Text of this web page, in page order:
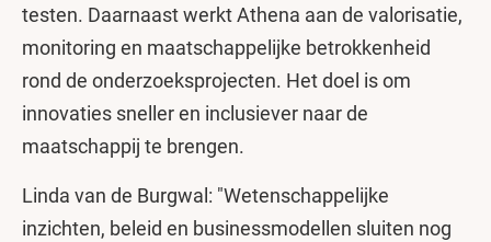
testen. Daarnaast werkt Athena aan de valorisatie,
monitoring en maatschappelijke betrokkenheid
rond de onderzoeksprojecten. Het doel is om
innovaties sneller en inclusiever naar de
maatschappij te brengen.
Linda van de Burgwal: "Wetenschappelijke
inzichten, beleid en businessmodellen sluiten nog